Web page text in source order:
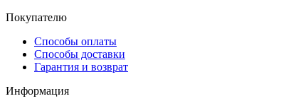
Покупателю
Способы оплаты
Способы доставки
Гарантия и возврат
Информация